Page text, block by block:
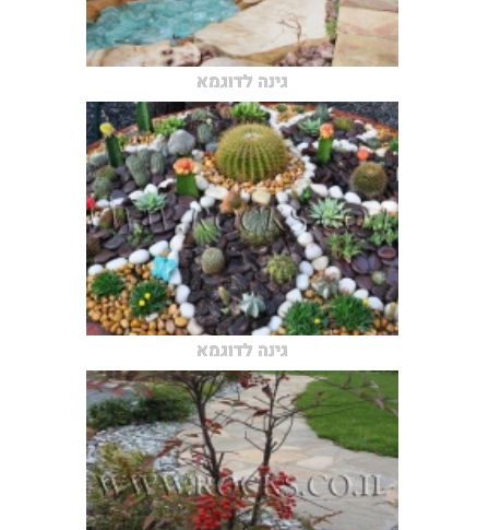
גינה לדוגמא
גינה לדוגמא